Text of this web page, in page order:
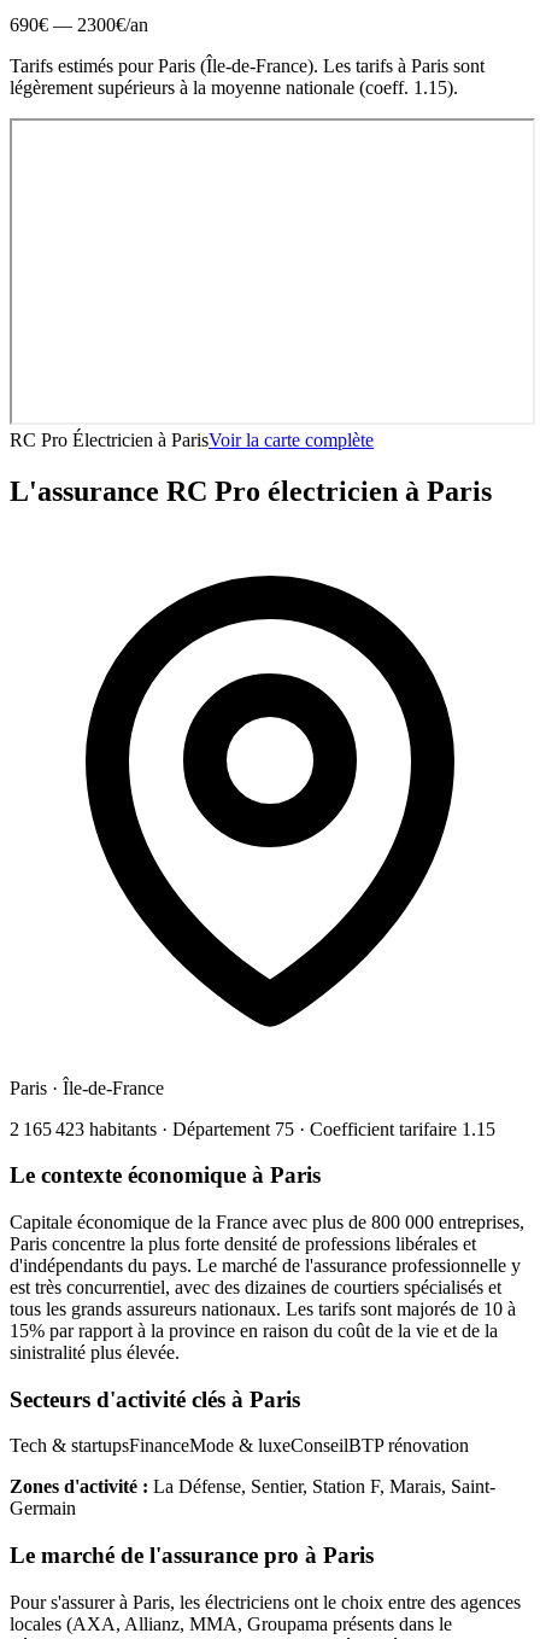
690€ — 2300€/an
Tarifs estimés pourParis (Île-de-France). Les tarifs à Paris sont
légèrement supérieurs à la moyenne nationale (coeff. 1.15).
RC Pro Électricien à ParisVoir la carte complète
L'assurance RC Pro électricien à Paris
Paris · Île-de-France
2 165 423 habitants · Département 75 · Coefficient tarifaire 1.15
Le contexte économique à Paris
Capitale économique de la France avec plus de 800 000 entreprises,
Paris concentre la plus forte densité de professions libérales et
d'indépendants du pays. Le marché de l'assurance professionnelle y
est très concurrentiel, avec des dizaines de courtiers spécialisés et
tous les grands assureurs nationaux. Les tarifs sont majorés de 10 à
15% par rapport à la province en raison du coût de la vie et de la
sinistralité plus élevée.
Secteurs d'activité clés à Paris
Tech & startupsFinanceMode & luxeConseilBTP rénovation
Zones d'activité : La Défense, Sentier, Station F, Marais, Saint-
Germain
Le marché de l'assurance pro à Paris
Pour s'assurer à Paris, les électriciens ont le choix entre des agences
locales (AXA, Allianz, MMA, Groupama présents dans le